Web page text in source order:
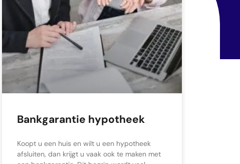
Bankgarantie hypotheek
Koopt u een huis en wilt u een hypotheek
afsluiten, dan krijgt u vaak ook te maken met